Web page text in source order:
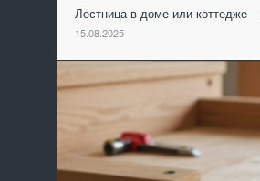
Лестница в доме или коттедже
15.08.2025